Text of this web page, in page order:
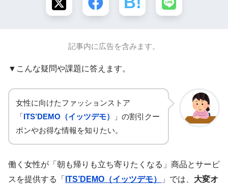
記事内に広告を含みます。
▼こんな疑問や課題に答えます。
女性に向けたファッションストア
「ITS’DEMO（イッツデモ）
」の割引クー
ポンやお得な情報を知りたい。
働く女性が「朝も帰りも立ち寄りたくなる」商品とサービ
スを提供する「 ITS’DEMO（イッツデモ） 」では、 大変オ